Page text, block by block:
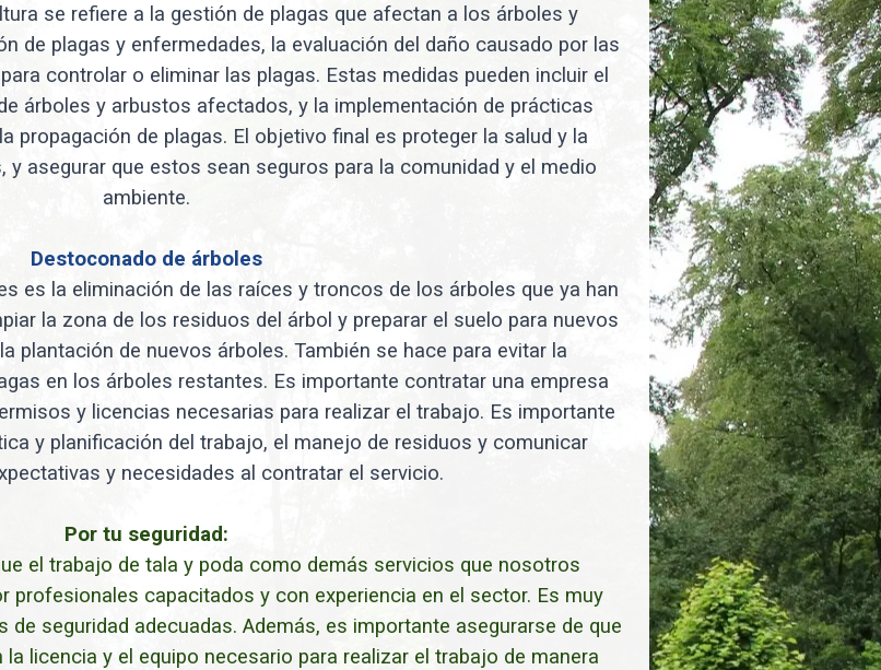
se refiere a la gestión de plagas que afectan a los árboles y
de plagas y enfermedades, la evaluación del daño causado por las
controlar o eliminar las plagas. Estas medidas pueden incluir el
árboles y arbustos afectados, y la implementación de prácticas
propagación de plagas. El objetivo final es proteger la salud y la
asegurar que estos sean seguros para la comunidad y el medio
ambiente.
Destoconado de árboles
es la eliminación de las raíces y troncos de los árboles que ya han
la zona de los residuos del árbol y preparar el suelo para nuevos
plantación de nuevos árboles. También se hace para evitar la
en los árboles restantes. Es importante contratar una empresa
y licencias necesarias para realizar el trabajo. Es importante
y planificación del trabajo, el manejo de residuos y comunicar
y necesidades al contratar el servicio.
Por tu seguridad:
el trabajo de tala y poda como demás servicios que nosotros
profesionales capacitados y con experiencia en el sector. Es muy
seguridad adecuadas. Además, es importante asegurarse de que
licencia y el equipo necesario para realizar el trabajo de manera